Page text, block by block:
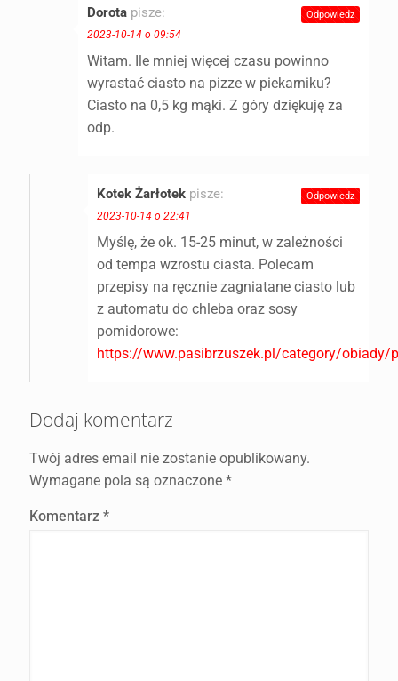
Dorota pisze:
2023-10-14 o 09:54
Witam. Ile mniej więcej czasu powinno
wyrastać ciasto na pizze w piekarniku?
Ciasto na 0,5 kg mąki. Z góry dziękuję za
odp.
Odpowiedz
Kotek Żarłotek pisze:
2023-10-14 o 22:41
Myślę, że ok. 15-25 minut, w zależności
od tempa wzrostu ciasta. Polecam
przepisy na ręcznie zagniatane ciasto lub
z automatu do chleba oraz sosy
pomidorowe:
https://www.pasibrzuszek.pl/category/obiady/
Odpowiedz
Dodaj komentarz
Twój adres email nie zostanie opublikowany.
Wymagane pola są oznaczone *
Komentarz *